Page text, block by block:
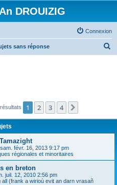
DROUIZIG
Connexion
sans réponse
c
1 2 3 4
sam. févr. 16, 2013 9:17 pm
régionales et minoritaires
en breton
juil. 12, 2010 2:56 pm
all (frank a wirioù evit an darn vrasañ